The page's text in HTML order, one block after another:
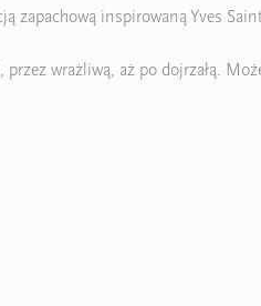
zapachową inspirowaną Yves
wrażliwą, aż po dojrzałą.